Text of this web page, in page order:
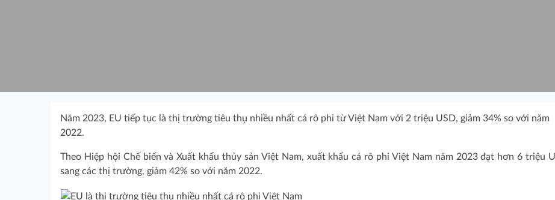
Năm 2023, EU tiếp tục là thị trường tiêu thụ nhiều nhất cá rô phi từ Việt Nam với 2 triệu USD, giảm 34% so với năm
2022.
Theo Hiệp hội Chế biến và Xuất khẩu thủy sản Việt Nam, xuất khẩu cá rô phi Việt Nam năm 2023 đạt hơn 6 triệu
sang các thị trường, giảm 42% so với năm 2022.